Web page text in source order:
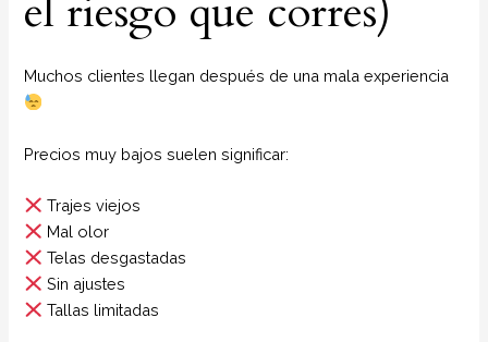
el riesgo que corres)
Muchos clientes llegan después de una mala experiencia
Precios muy bajos suelen significar:
Trajes viejos
Mal olor
Telas desgastadas
Sin ajustes
Tallas limitadas